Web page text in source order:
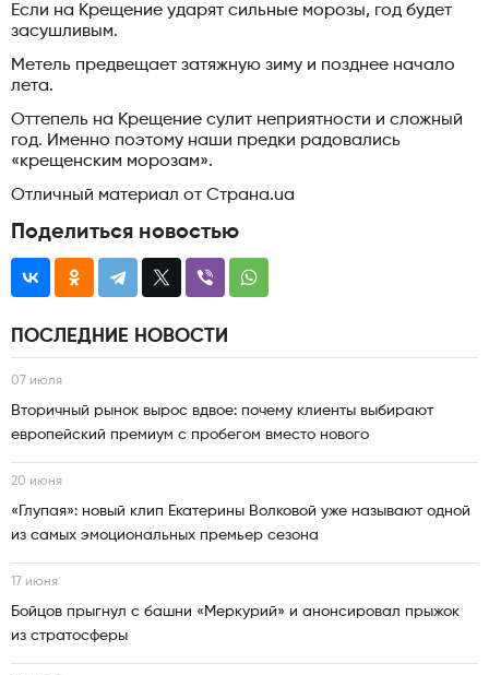
Если на Крещение ударят сильные морозы, год будет
засушливым.
Метель предвещает затяжную зиму и позднее начало
лета.
Оттепель на Крещение сулит неприятности и сложный
год. Именно поэтому наши предки радовались
«крещенским морозам».
Отличный материал от Страна.ua
Поделиться новостью
ПОСЛЕДНИЕ НОВОСТИ
07 июля
Вторичный рынок вырос вдвое: почему клиенты выбирают
европейский премиум с пробегом вместо нового
20 июня
«Глупая»: новый клип Екатерины Волковой уже называют одной
из самых эмоциональных премьер сезона
17 июня
Бойцов прыгнул с башни «Меркурий» и анонсировал прыжок
из стратосферы